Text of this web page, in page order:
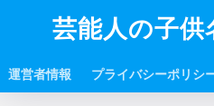
芸能人の子供
運営者情報 プライバシーポリシ